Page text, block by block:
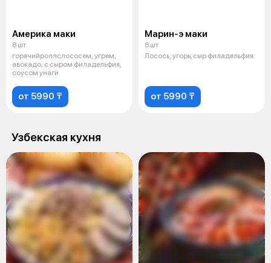
Америка маки
8 шт
горячийроллслососем, угрем,
авокадо, с сыром филадельфия,
соусом унаги
от 5990 ₸
Марин-э маки
8 шт
Лосось, угорь, сыр филадельфия
от 5990 ₸
Узбекская кухня